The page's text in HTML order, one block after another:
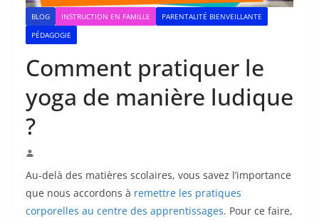
BLOG INSTRUCTION EN FAMILLE
PARENTALITÉ BIENVEILLANTE
PÉDAGOGIE
Comment pratiquer le
yoga de manière ludique
?
Au-delà des matières scolaires, vous savez l’importance
que nous accordons à remettre les pratiques
corporelles au centre des apprentissages. Pour ce faire,